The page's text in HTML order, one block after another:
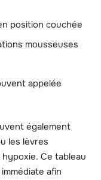
position couchée
mousseuses
appelée
également
les lèvres
Ce tableau
afin